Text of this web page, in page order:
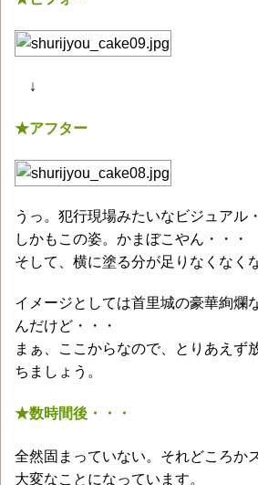
↓
★アフター
うっ。犯行現場みたいなビジュアル
しかもこの姿。かまぼこやん・・・
そして、横に塗る分が足りなくなく
イメージとしては首里城の豪華絢爛
んだけど・・・
まぁ、ここからなので、とりあえず
ちましょう。
★数時間後・・・
全然固まっていない。それどころか
大変なことになっています。